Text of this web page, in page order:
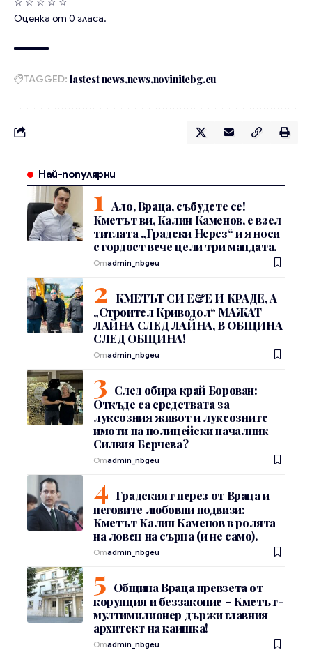
Оценка от 0 гласа.
TAGGED: lastest news news novinitebg.eu
Най-популярни
Ало, Враца, събудете се!
Кметът ви, Калин Каменов, е взел
титлата „Градски Нерез“ и я носи
с гордост вече цели три мандата.
Отadmin_nbgeu
КМЕТЪТ СИ Е&Е И КРАДЕ, А
„Строител Криводол“ МАЖАТ
ЛАЙНА СЛЕД ЛАЙНА, В ОБЩИНА
СЛЕД ОБЩИНА!
Отadmin_nbgeu
След обира край Борован:
Откъде са средствата за
луксозния живот и луксозните
имоти на полицейски началник
Силвия Берчева?
Отadmin_nbgeu
Градският нерез от Враца и
неговите любовни подвизи:
Кметът Калин Каменов в ролята
на ловец на сърца (и не само).
Отadmin_nbgeu
Община Враца превзета от
корупция и беззаконие – Кметът-
мултимилионер държи главния
архитект на каишка!
Отadmin_nbgeu